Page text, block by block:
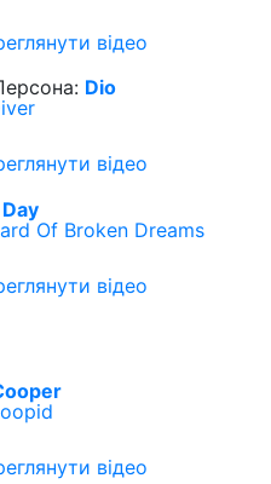
відео
Dio
відео
Of Broken Dreams
відео
відео